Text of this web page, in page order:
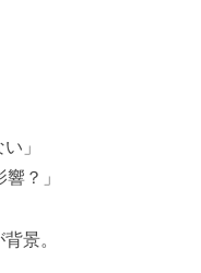
」
演に影響？」
景。